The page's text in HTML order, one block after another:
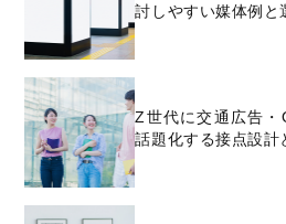
討しやすい媒体例と
Z世代に交通広告・
話題化する接点設計